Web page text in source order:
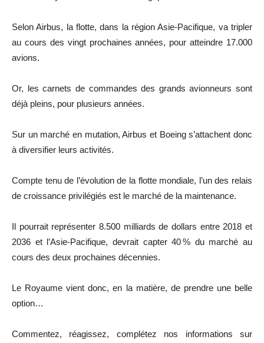
Selon Airbus, la flotte, dans la région Asie-Pacifique, va tripler
au cours des vingt prochaines années, pour atteindre 17.000
avions.
Or, les carnets de commandes des grands avionneurs sont
déjà pleins, pour plusieurs années.
Sur un marché en mutation, Airbus et Boeing s’attachent donc
à diversifier leurs activités.
Compte tenu de l’évolution de la flotte mondiale, l’un des relais
de croissance privilégiés est le marché de la maintenance.
Il pourrait représenter 8.500 milliards de dollars entre 2018 et
2036 et l’Asie-Pacifique, devrait capter 40 % du marché au
cours des deux prochaines décennies.
Le Royaume vient donc, en la matière, de prendre une belle
option…
Commentez, réagissez, complétez nos informations sur